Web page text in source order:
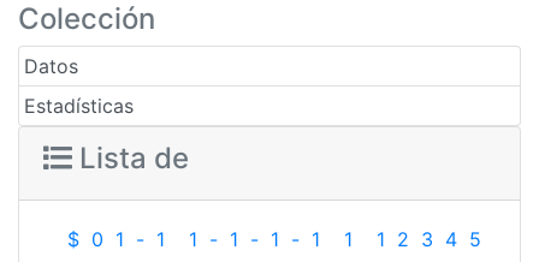
Colección
Datos
Estadísticas
Lista de
$ 0 1 - 1 1 - 1 - 1 - 1 1 1 2 3 4 5